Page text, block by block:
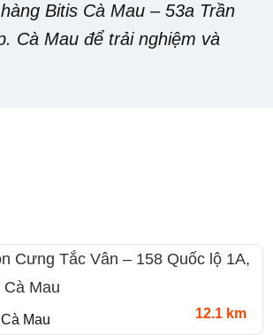
Bitis Cà Mau – 53a Trần
Cà Mau để trải nghiệm và
Cưng Tắc Vân – 158 Quốc lộ 1A,
Cà Mau
Cà Mau 12.1 km